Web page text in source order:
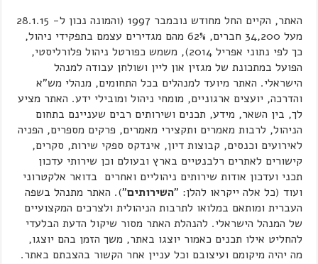
האתר, הקיים החל מחודש נובמבר 1997 (והמונה נכון ל- 28.1.15
מעל 34,200 חברים, 62% מהם מגדירים עצמם בתפקידי ניהול,
כך לפי נתוני אפריל 2014), משמש כפורטל ניהול פלורליסטי,
הפועל במתכונת של מגזין און ליין ושולחן עבודה למנהל
הישראלי. האתר מיועד למנהלים בכל התחומים, מנהלי מש"א
והדרכה, יועצים ארגוניים, מומחי ניהול ומובילי ידע. האתר מציע
לך, בין השאר, מידע, תכנים ושירותים רבים שעניינם בתחום
הניהול, לרבות מאמרים ותקצירי מאמרים, פרקים מספרים, הפניה
לאירועים וכנסים, קבוצות דיון, אינדקס ספקי שירות, סקרים,
קישורים לאתרים רלבנטיים בארץ ובעולם וכן שירותי עדכון
תכני ועדכון אודות שירותים ניהוליים ואחרים בדואר אלקטרוני
ועוד (כל אלה ייקראו להלן: "השירותים"). האתר מתנהל בשפה
העברית ומותאם במלואו לתרבות הניהולית ולצרכים המקצועיים
של המנהל הישראלי. להנהלת האתר מסור שיקול הדעת הבלעדי
להחליט אילו תכנים כאמור יוצגו באתר, משך הזמן בהם יוצגו,
מה יהיה מיקומם ועיצובם וכל עניין אחר הקשור בהצבתם באתר.